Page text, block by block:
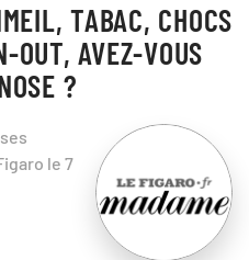
TABAC, CHOCS
OUT, AVEZ-VOUS
?
le 7